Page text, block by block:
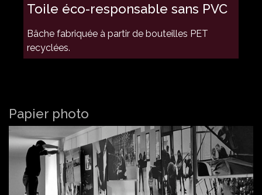
Toile éco-responsable sans PVC
Bâche fabriquée à partir de bouteilles PET
recyclées.
Papier photo